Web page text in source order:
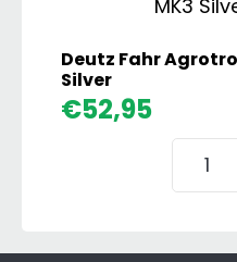
Deutz Fahr
Silver
€52,95
Deutz
Fahr